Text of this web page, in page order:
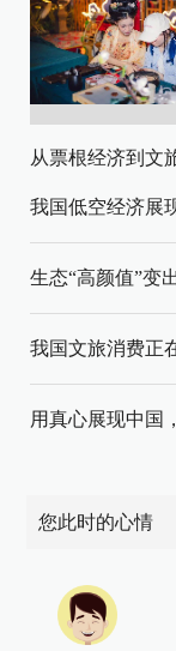
我国低空经济展
生态“高颜值”变
我国文旅消费正
用真心展现中国
您此时的心情